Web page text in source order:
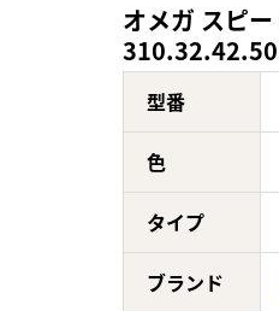
オメガ スピ
型番
色
タイプ
ブランド